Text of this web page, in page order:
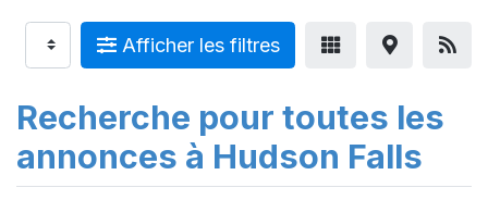
Afficher les filtres
Recherche pour toutes les
annonces à Hudson Falls